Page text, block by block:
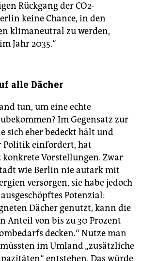
Rückgang der CO2-
keine Chance, in den
klimaneutral zu werden,
Jahr 2035.“
alle Dächer
tun, um eine echte
Im Gegensatz zur
sich eher bedeckt hält und
Politik einfordert, hat
konkrete Vorstellungen. Zwar
wie Berlin nie autark mit
versorgen, sie habe jedoch
Potenzial:
Dächer genutzt, kann die
Anteil von bis zu 30 Prozent
decken.“ Nutze man
im Umland „zusätzliche
entstehen. Das würde